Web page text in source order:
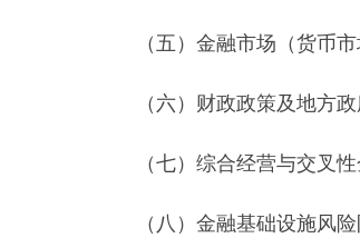
（五）金融市场（货币市
（六）财政政策及地方政
（七）综合经营与交叉性
（八）金融基础设施风险